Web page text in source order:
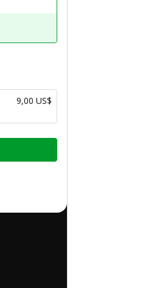
9,00 US$